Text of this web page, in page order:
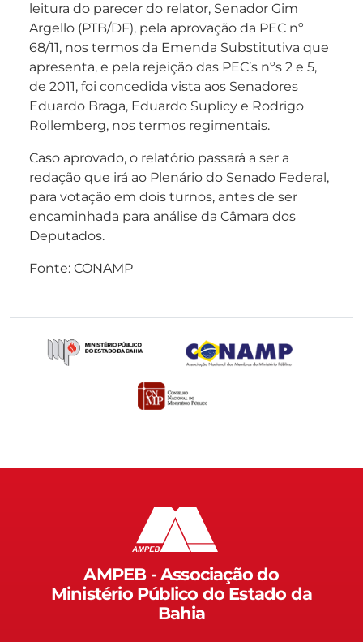
leitura do parecer do relator, Senador Gim
Argello (PTB/DF), pela aprovação da PEC nº
68/11, nos termos da Emenda Substitutiva que
apresenta, e pela rejeição das PEC’s nºs 2 e 5,
de 2011, foi concedida vista aos Senadores
Eduardo Braga, Eduardo Suplicy e Rodrigo
Rollemberg, nos termos regimentais.
Caso aprovado, o relatório passará a ser a
redação que irá ao Plenário do Senado Federal,
para votação em dois turnos, antes de ser
encaminhada para análise da Câmara dos
Deputados.
Fonte: CONAMP
AMPEB - Associação do
Ministério Público do Estado da
Bahia